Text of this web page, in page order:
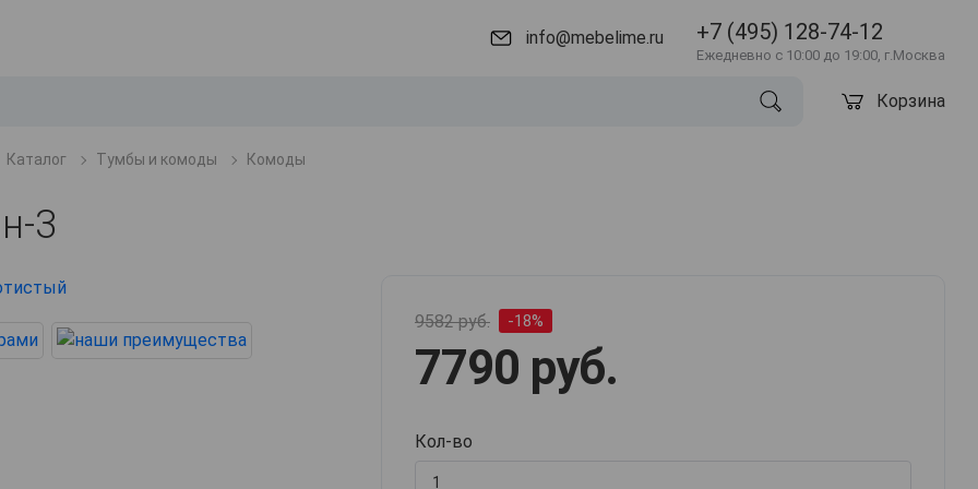
info@mebelime.ru +7 (495) 128-74-12
Ежедневно с 10:00 до 19:00, г.Москва
Корзина
Каталог Тумбы и комоды Комоды
3
9582 руб. -18%
7790 руб.
Кол-во